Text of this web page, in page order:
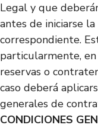
Legal y que
antes de iniciarse
correspondiente.
particularmente,
reservas o
caso deberá
generales de
CONDICIONES